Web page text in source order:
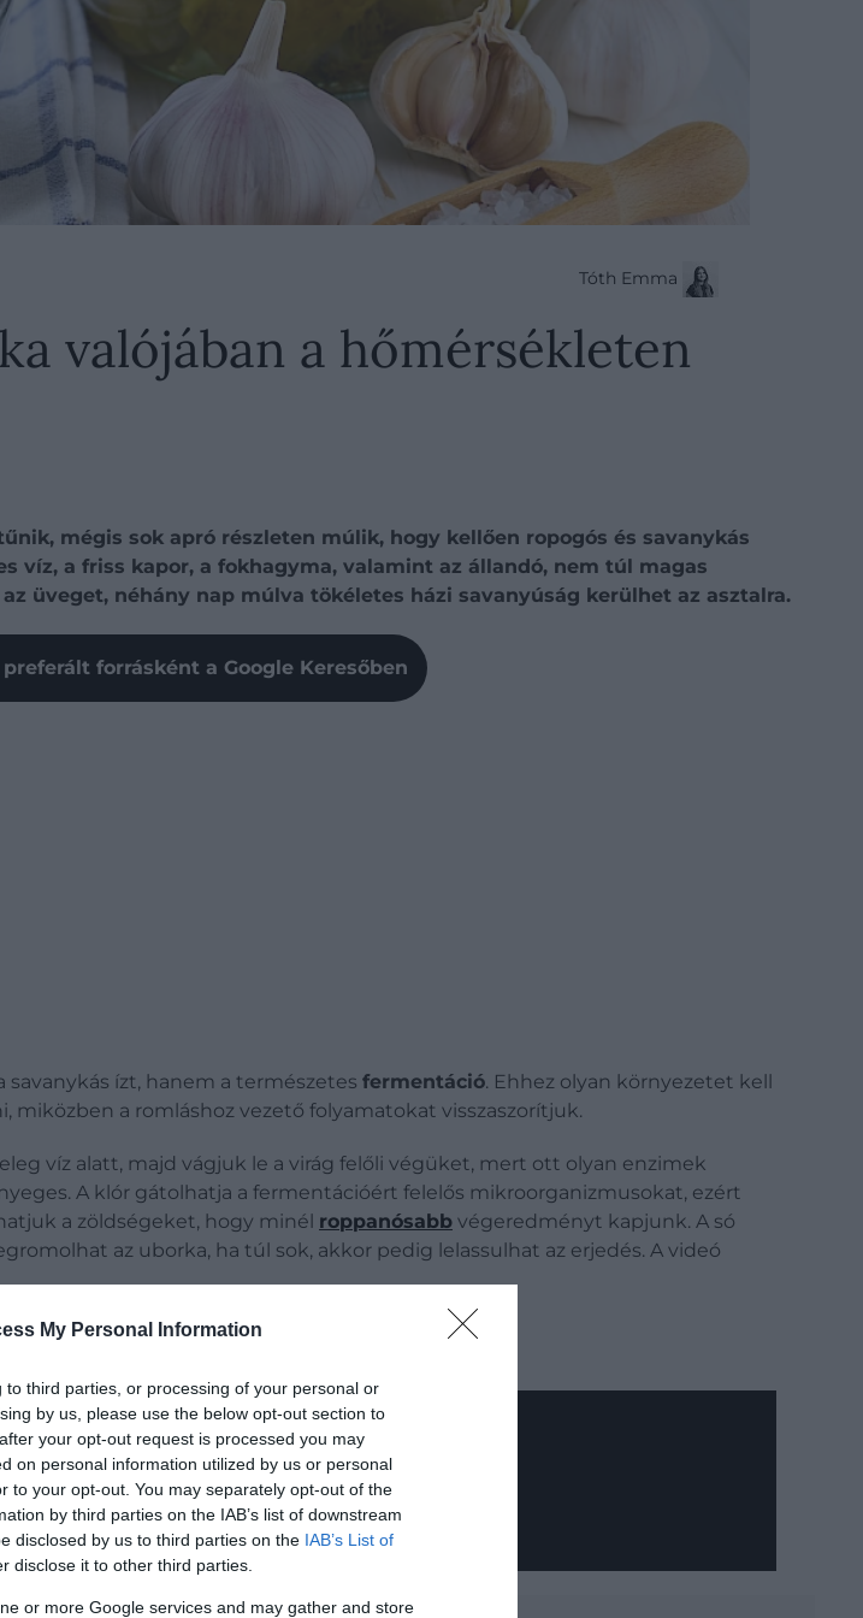
My Personal Information
third parties, or processing of your personal or
by us, please use the below opt-out section to
your opt-out request is processed you may
on personal information utilized by us or personal
to your opt-out. You may separately opt-out of the
by third parties on the IAB’s list of downstream
disclosed by us to third parties on the IAB’s List of
disclose it to other third parties.
or more Google services and may gather and store
Tóth Emma
valójában a hőmérsékleten
mégis sok apró részleten múlik, hogy kellően ropogós és savanykás
víz, a friss kapor, a fokhagyma, valamint az állandó, nem túl magas
üveget, néhány nap múlva tökéletes házi savanyúság kerülhet az asztalra.
forrásként a Google Keresőben
savanykás ízt, hanem a természetes fermentáció. Ehhez olyan környezetet kell
a romláshoz vezető folyamatokat visszaszorítjuk.
víz alatt, majd vágjuk le a virág felőli végüket, mert ott olyan enzimek
A klór gátolhatja a fermentációért felelős mikroorganizmusokat, ezért
a zöldségeket, hogy minél roppanósabb végeredményt kapjunk. A só
az uborka, ha túl sok, akkor pedig lelassulhat az erjedés. A videó